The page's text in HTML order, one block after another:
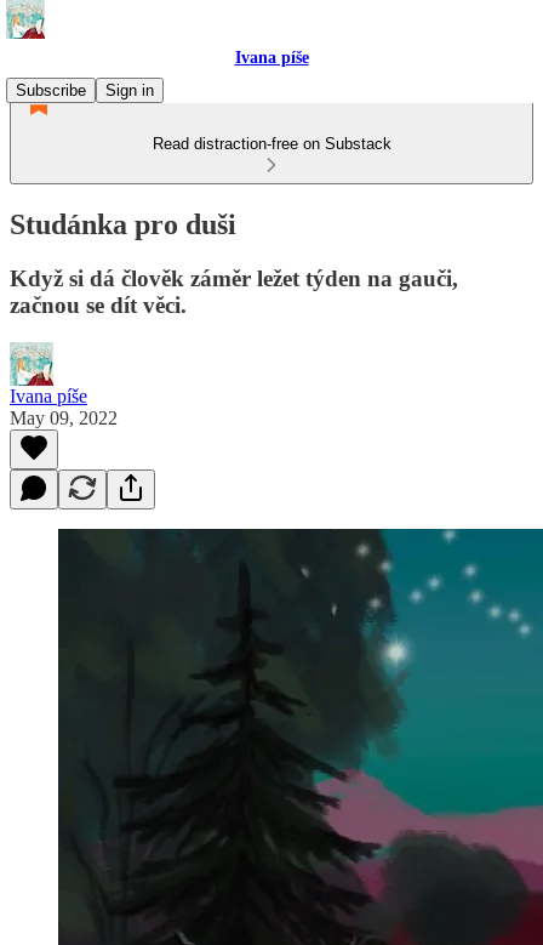
Ivana píše
Subscribe
Sign in
Read distraction-free on Substack
Studánka pro duši
Když si dá člověk záměr ležet týden na gauči,
začnou se dít věci.
Ivana píše
May 09, 2022